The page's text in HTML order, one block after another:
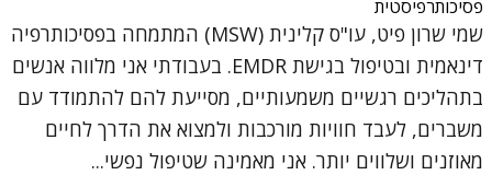
פסיכותרפיסטית
שמי שרון פיט, עו"ס קלינית (MSW) המתמחה בפסיכותרפיה
דינאמית ובטיפול בגישת EMDR. בעבודתי אני מלווה אנשים
בתהליכים רגשיים משמעותיים, מסייעת להם להתמודד עם
משברים, לעבד חוויות מורכבות ולמצוא את הדרך לחיים
מאוזנים ושלווים יותר. אני מאמינה שטיפול נפשי...